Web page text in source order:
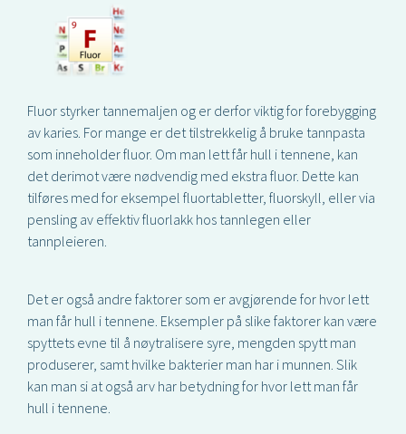
Fluor styrker tannemaljen og er derfor viktig for forebygging
av karies. For mange er det tilstrekkelig å bruke tannpasta
som inneholder fluor. Om man lett får hull i tennene, kan
det derimot være nødvendig med ekstra fluor. Dette kan
tilføres med for eksempel fluortabletter, fluorskyll, eller via
pensling av effektiv fluorlakk hos tannlegen eller
tannpleieren.
Det er også andre faktorer som er avgjørende for hvor lett
man får hull i tennene. Eksempler på slike faktorer kan være
spyttets evne til å nøytralisere syre, mengden spytt man
produserer, samt hvilke bakterier man har i munnen. Slik
kan man si at også arv har betydning for hvor lett man får
hull i tennene.